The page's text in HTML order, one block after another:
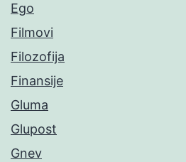
Ego
Filmovi
Filozofija
Finansije
Gluma
Glupost
Gnev